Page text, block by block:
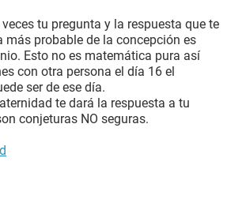
tu pregunta y la respuesta que te
más probable de la concepción es
Esto no es matemática pura así
con otra persona el día 16 el
ser de ese día.
te dará la respuesta a tu
conjeturas NO seguras.